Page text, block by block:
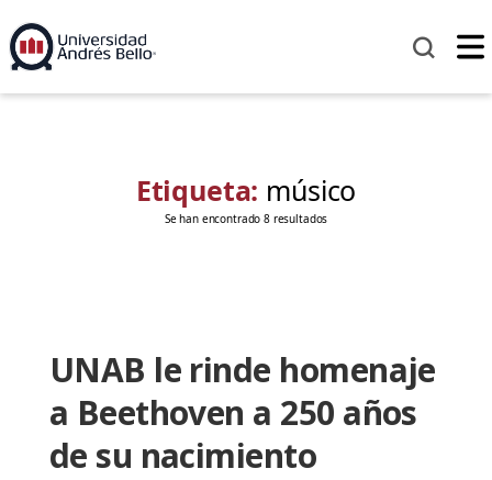
Etiqueta: músico
Se han encontrado 8 resultados
UNAB le rinde homenaje
a Beethoven a 250 años
de su nacimiento